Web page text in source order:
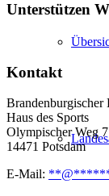
Unterstützen
Kontakt
Brandenburgischer
Haus des Sports
Olympischer Weg 7
14471 Potsdam
E-Mail: **@